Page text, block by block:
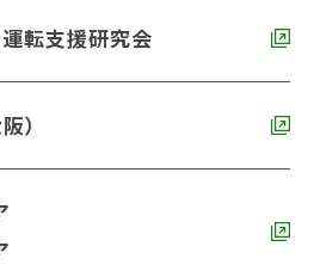
転支援研究会
）